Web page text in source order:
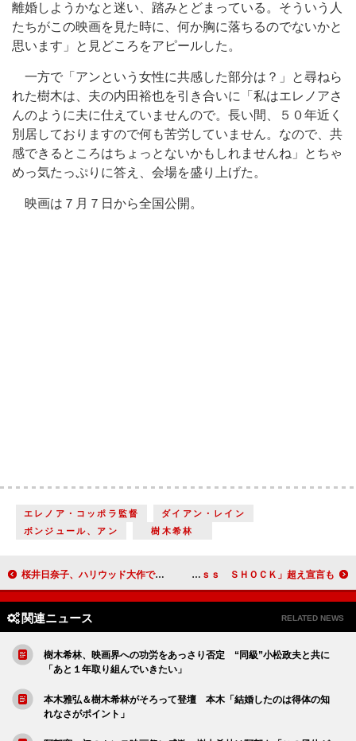
離婚しようかなと迷い、踏みとどまっている。そういう人
たちがこの映画を見た時に、何か胸に落ちるのでないかと
思います」と見どころをアピールした。
一方で「アンという女性に共感した部分は？」と尋ねら
れた樹木は、夫の内田裕也を引き合いに「私はエレノアさ
んのように夫に仕えていませんので。長い間、５０年近く
別居しておりますので何も苦労していません。なので、共
感できるところはちょっとないかもしれませんね」とちゃ
めっ気たっぷりに答え、会場を盛り上げた。
映画は７月７日から全国公開。
エレノア・コッポラ監督
ダイアン・レイン
ボンジュール、アン
樹木希林
桜井日奈子、ハリウッド大作で声優デビュー すがる思いで「お兄ちゃんにアドバイスもらった」 ふぉ～ゆ～、主演ショーで初の原案も担当 「Ｅｎｄｌｅｓｓ ＳＨＯＣＫ」超え宣言も
関連ニュース RELATED NEWS
樹木希林、映画界への功労をあっさり否定 “同級”小松政夫と共に
「あと１年取り組んでいきたい」
本木雅弘＆樹木希林がそろって登壇 本木「結婚したのは得体の知
れなさがポイント」